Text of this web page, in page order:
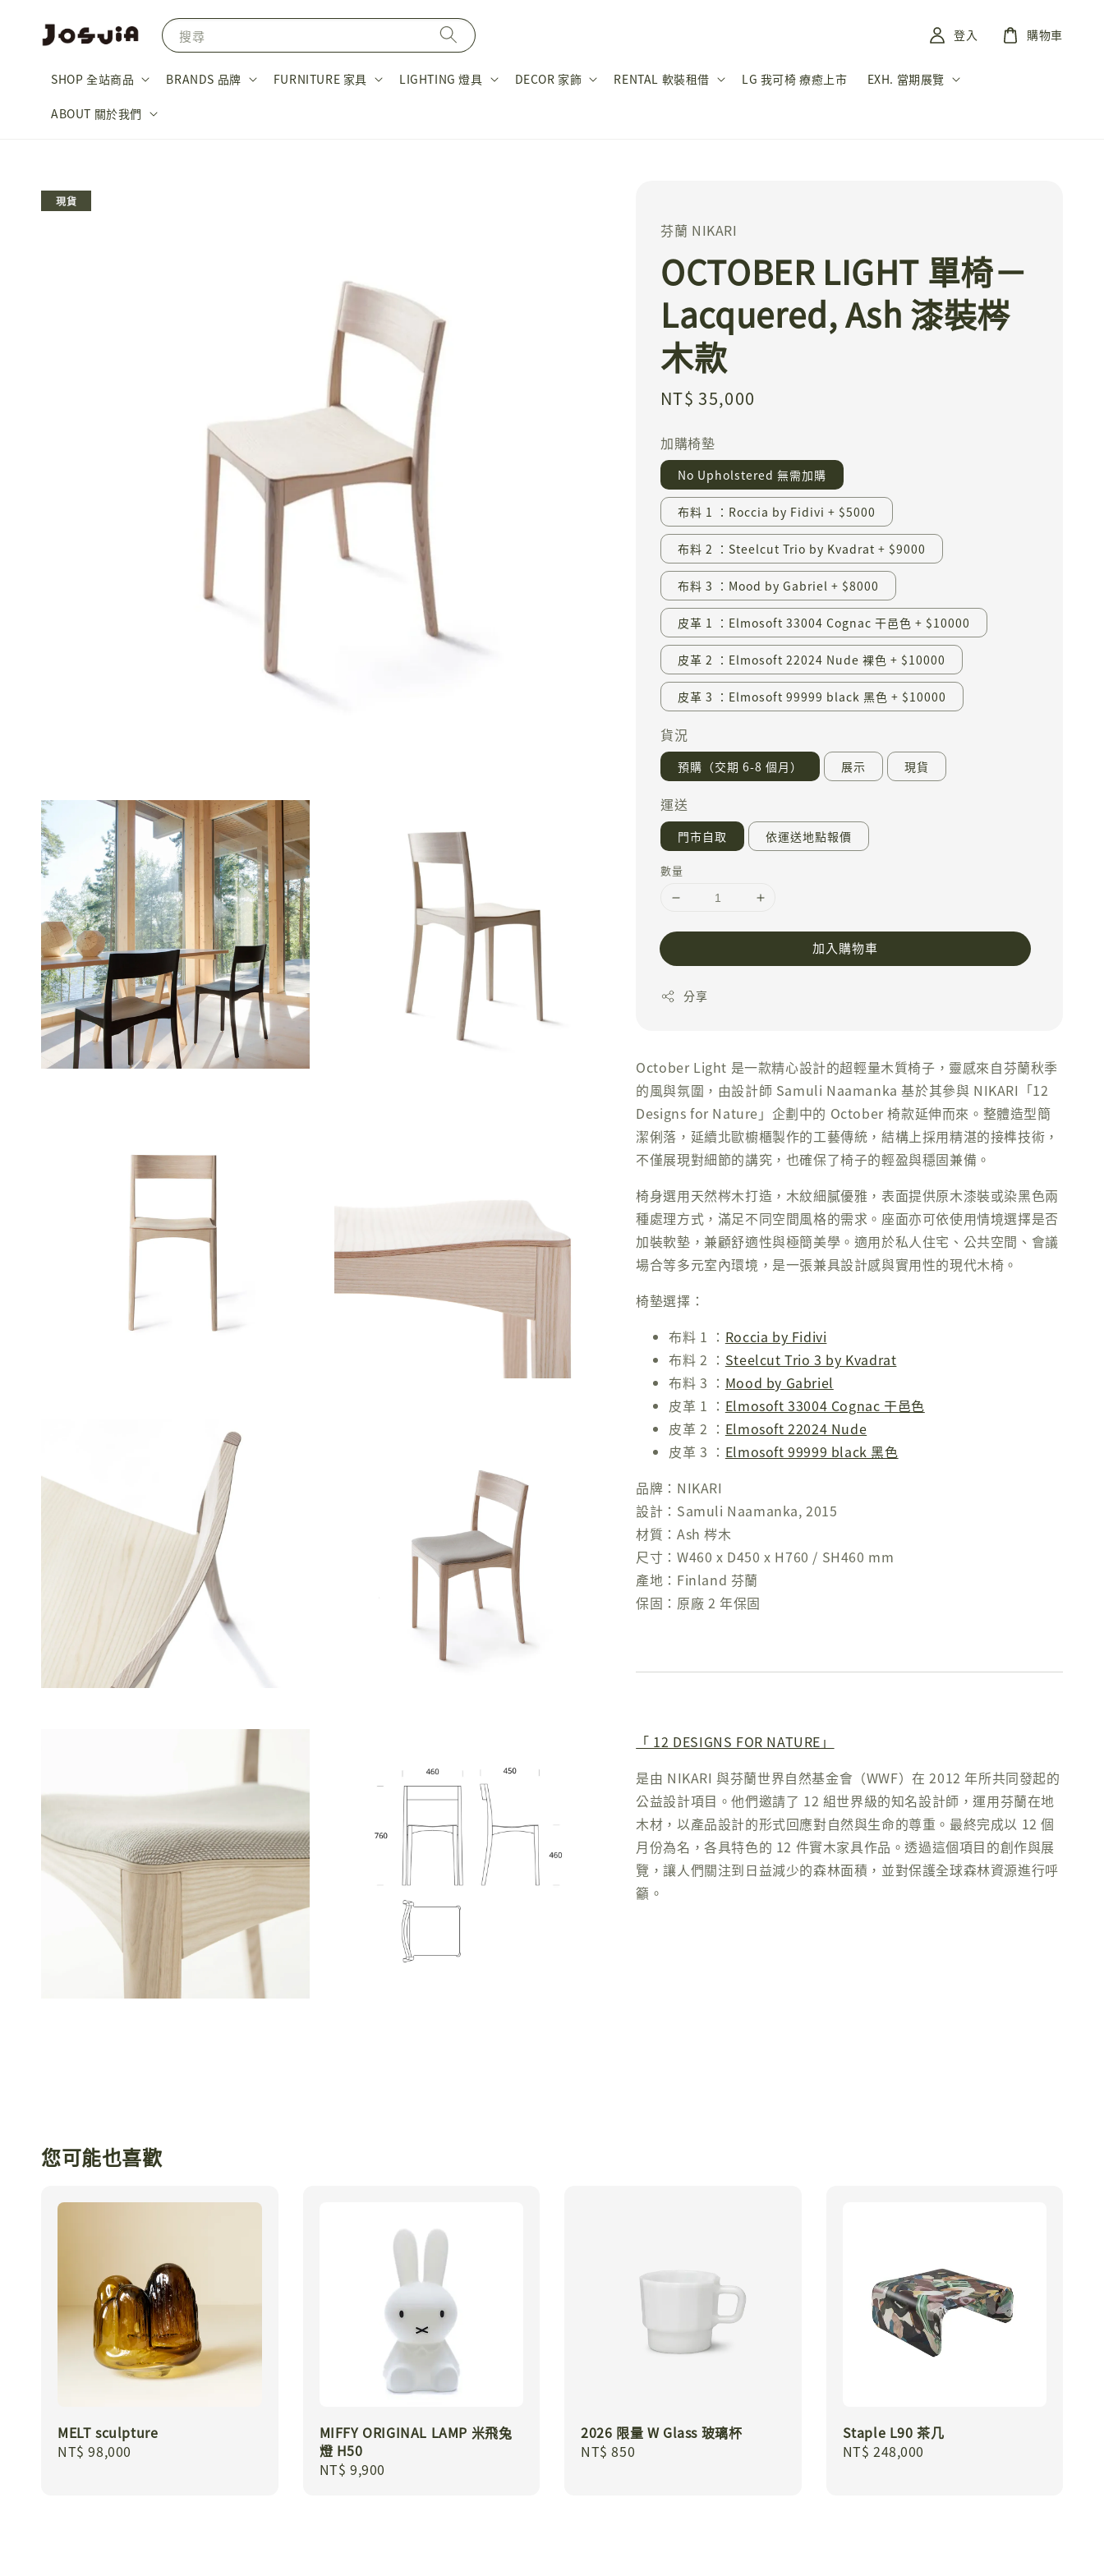
搜尋
SHOP 全站商品 BRANDS 品牌 FURNITURE 家具 LIGHTING 燈具 DECOR 家飾 RENTAL 軟裝租借 LG 我可椅 療癒上市 EXH. 當期展覽
ABOUT 關於我們
登入 購物車
現貨
芬蘭 NIKARI
OCTOBER LIGHT 單椅－
Lacquered, Ash 漆裝梣
木款
Regular
NT$ 35,000
加購椅墊
No Upholstered 無需加購
布料 1 ：Roccia by Fidivi + $5000
布料 2 ：Steelcut Trio by Kvadrat + $9000
布料 3 ：Mood by Gabriel + $8000
皮革 1 ：Elmosoft 33004 Cognac 干邑色 + $10000
皮革 2 ：Elmosoft 22024 Nude 裸色 + $10000
皮革 3 ：Elmosoft 99999 black 黑色 + $10000
貨況
預購（交期 6-8 個月） 展示 現貨
運送
門市自取 依運送地點報價
數量
加入購物車
分享
October Light 是一款精心設計的超輕量木質椅子，靈感來自芬蘭秋季
的風與氛圍，由設計師 Samuli Naamanka 基於其參與 NIKARI「12
Designs for Nature」企劃中的 October 椅款延伸而來。整體造型簡
潔俐落，延續北歐櫥櫃製作的工藝傳統，結構上採用精湛的接榫技術，
不僅展現對細節的講究，也確保了椅子的輕盈與穩固兼備。
椅身選用天然梣木打造，木紋細膩優雅，表面提供原木漆裝或染黑色兩
種處理方式，滿足不同空間風格的需求。座面亦可依使用情境選擇是否
加裝軟墊，兼顧舒適性與極簡美學。適用於私人住宅、公共空間、會議
場合等多元室內環境，是一張兼具設計感與實用性的現代木椅。
椅墊選擇：
布料 1 ： Roccia by Fidivi
布料 2 ： Steelcut Trio 3 by Kvadrat
布料 3 ： Mood by Gabriel
皮革 1 ： Elmosoft 33004 Cognac 干邑色
皮革 2 ： Elmosoft 22024 Nude
皮革 3 ： Elmosoft 99999 black 黑色
品牌：NIKARI
設計：Samuli Naamanka, 2015
材質：Ash 梣木
尺寸：W460 x D450 x H760 / SH460 mm
產地：Finland 芬蘭
保固：原廠 2 年保固
「 12 DESIGNS FOR NATURE」
是由 NIKARI 與芬蘭世界自然基金會（WWF）在 2012 年所共同發起的
公益設計項目。他們邀請了 12 組世界級的知名設計師，運用芬蘭在地
木材，以產品設計的形式回應對自然與生命的尊重。最終完成以 12 個
月份為名，各具特色的 12 件實木家具作品。透過這個項目的創作與展
覽，讓人們關注到日益減少的森林面積，並對保護全球森林資源進行呼
籲。
您可能也喜歡
MELT sculpture
Regular
NT$ 98,000
MIFFY ORIGINAL LAMP 米飛兔
燈 H50
Regular
NT$ 9,900
2026 限量 W Glass 玻璃杯
Regular
NT$ 850
Staple L90 茶几
Regular
NT$ 248,000